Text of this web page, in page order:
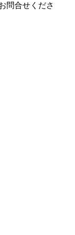
問合せくださ